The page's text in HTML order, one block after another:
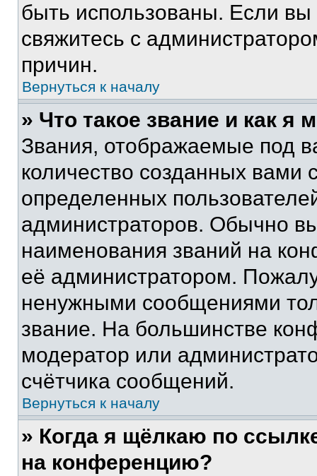
быть использованы. Если
свяжитесь с
причин.
Вернуться к началу
» Что такое звание и как я
Звания, отображаемые под
количество созданных
определенных
администраторов. Обычно
наименования званий на
её администратором.
ненужными сообщениями
звание. На большинстве
модератор или
счётчика сообщений.
Вернуться к началу
» Когда я щёлкаю по
на конференцию?